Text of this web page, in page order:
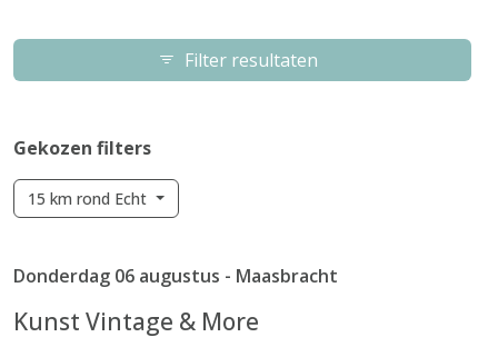
Filter resultaten
Gekozen filters
15 km rond Echt
Donderdag 06 augustus - Maasbracht
Kunst Vintage & More